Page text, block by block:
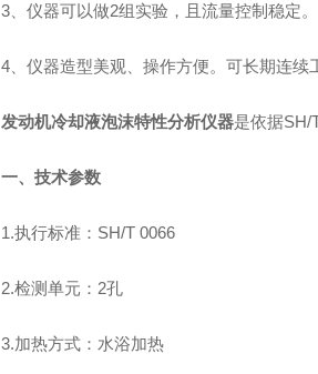
3、仪器可以做2组实验，且流量控制稳定。
4、仪器造型美观、操作方便。可长期连续
发动机冷却液泡沫特性分析仪器是依据SH/
一、技术参数
1.执行标准：SH/T 0066
2.检测单元：2孔
3.加热方式：水浴加热